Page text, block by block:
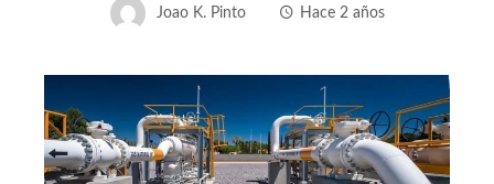
Joao K. Pinto Hace 2 años